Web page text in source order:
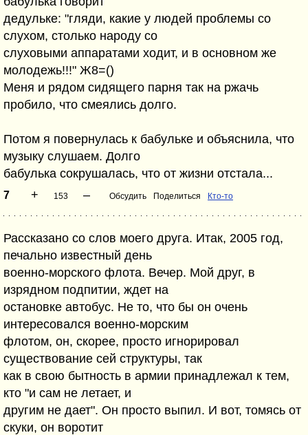
дедульке: "гляди, какие у людей проблемы со
слухом, столько народу со
слуховыми аппаратами ходит, и в основном же
молодежь!!!" Ж8=()
Меня и рядом сидящего парня так на ржачь
пробило, что смеялись долго.
Потом я повернулась к бабульке и объяснила, что
музыку слушаем. Долго
бабулька сокрушалась, что от жизни отстала...
7 + 153 – Обсудить Поделиться Кто-то
Рассказано со слов моего друга. Итак, 2005 год,
печально известный день
военно-морского флота. Вечер. Мой друг, в
изрядном подпитии, ждет на
остановке автобус. Не то, что бы он очень
интересовался военно-морским
флотом, он, скорее, просто игнорировал
существование сей структуры, так
как в свою бытность в армии принадлежал к тем,
кто "и сам не летает, и
другим не дает". Он просто выпил. И вот, томясь от
скуки, он воротит